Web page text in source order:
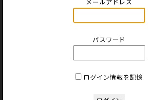
パスワード
ログイン情報を記憶